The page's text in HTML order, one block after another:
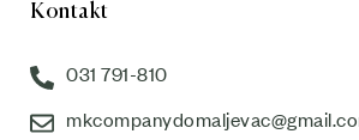
Kontakt
031 791-810